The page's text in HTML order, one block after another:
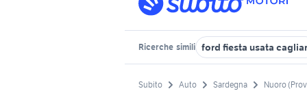
Ricerche simili ford fiesta usata
Subito Auto Sardegna Nuoro